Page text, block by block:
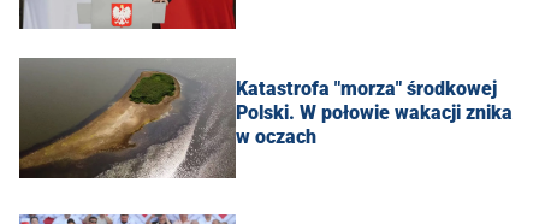
Katastrofa "morza" środkowej
Polski. W połowie wakacji znika
w oczach